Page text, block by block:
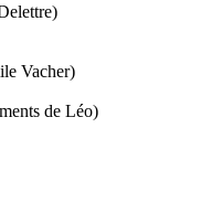
Vacher)
de Léo)